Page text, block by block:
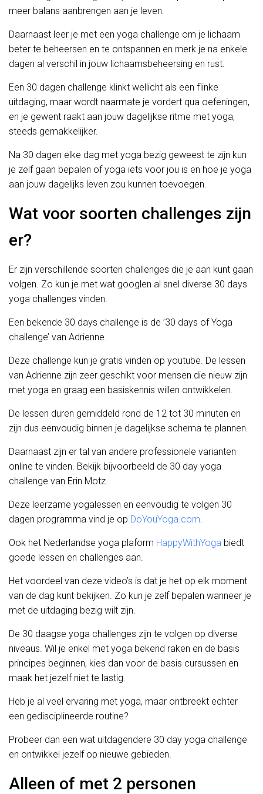
meer balans aanbrengen aan je leven.
Daarnaast leer je met een yoga challenge om je lichaam
beter te beheersen en te ontspannen en merk je na enkele
dagen al verschil in jouw lichaamsbeheersing en rust.
Een 30 dagen challenge klinkt wellicht als een flinke
uitdaging, maar wordt naarmate je vordert qua oefeningen,
en je gewent raakt aan jouw dagelijkse ritme met yoga,
steeds gemakkelijker.
Na 30 dagen elke dag met yoga bezig geweest te zijn kun
je zelf gaan bepalen of yoga iets voor jou is en hoe je yoga
aan jouw dagelijks leven zou kunnen toevoegen.
Wat voor soorten challenges zijn
er?
Er zijn verschillende soorten challenges die je aan kunt gaan
volgen. Zo kun je met wat googlen al snel diverse 30 days
yoga challenges vinden.
Een bekende 30 days challenge is de ’30 days of Yoga
challenge’ van Adrienne.
Deze challenge kun je gratis vinden op youtube. De lessen
van Adrienne zijn zeer geschikt voor mensen die nieuw zijn
met yoga en graag een basiskennis willen ontwikkelen.
De lessen duren gemiddeld rond de 12 tot 30 minuten en
zijn dus eenvoudig binnen je dagelijkse schema te plannen.
Daarnaast zijn er tal van andere professionele varianten
online te vinden. Bekijk bijvoorbeeld de 30 day yoga
challenge van Erin Motz.
Deze leerzame yogalessen en eenvoudig te volgen 30
dagen programma vind je op DoYouYoga.com.
Ook het Nederlandse yoga plaform HappyWithYoga biedt
goede lessen en challenges aan.
Het voordeel van deze video’s is dat je het op elk moment
van de dag kunt bekijken. Zo kun je zelf bepalen wanneer je
met de uitdaging bezig wilt zijn.
De 30 daagse yoga challenges zijn te volgen op diverse
niveaus. Wil je enkel met yoga bekend raken en de basis
principes beginnen, kies dan voor de basis cursussen en
maak het jezelf niet te lastig.
Heb je al veel ervaring met yoga, maar ontbreekt echter
een gedisciplineerde routine?
Probeer dan een wat uitdagendere 30 day yoga challenge
en ontwikkel jezelf op nieuwe gebieden.
Alleen of met 2 personen